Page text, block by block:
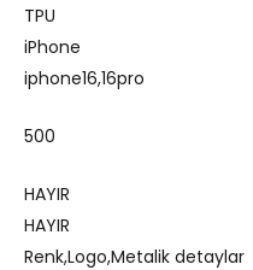
TPU
iPhone
iphone16,16pro
500
HAYIR
HAYIR
Renk,Logo,Metalik detaylar